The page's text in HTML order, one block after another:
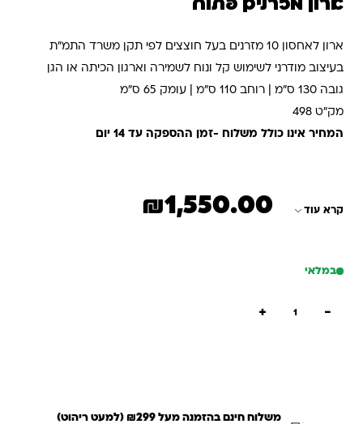
ארון לאחסון 10 מזרנים בעל חוצצים לפי תקן משרד התמ"ת
בעיצוב מודרני לשימוש קל ונוח לשמירה וארגון הכיתה או הגן
גובה 130 ס"מ | רוחב 110 ס"מ | עומק 65 ס"מ
מק"ט 498
המחיר אינו כולל משלוח -זמן ההספקה עד 14 יום
קרא עוד ₪1,550.00
במלאי
−
+
משלוח חינם בהזמנה מעל ₪299 (למעט ריהוט)